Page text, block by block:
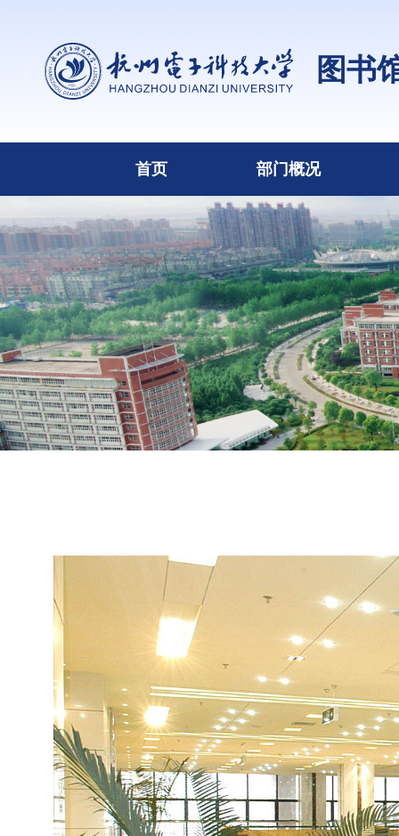
图书
首页 部门概况